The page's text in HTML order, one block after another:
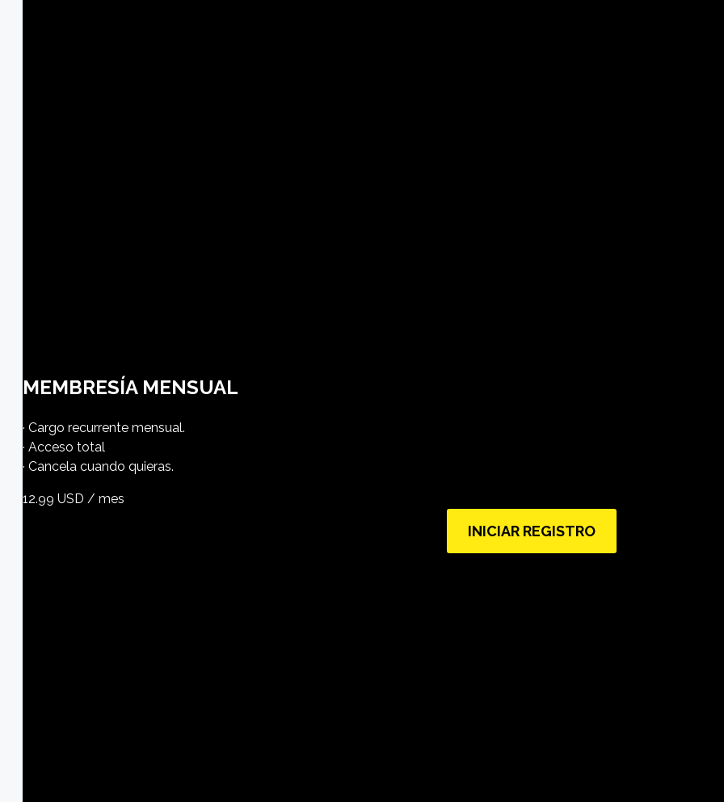
MEMBRESÍA MENSUAL
· Cargo recurrente mensual.
· Acceso total
· Cancela cuando quieras.
12.99 USD / mes
INICIAR REGISTRO